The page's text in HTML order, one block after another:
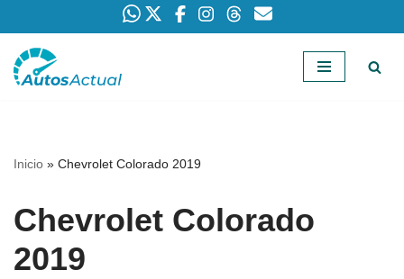
Saltar
Inicio » Chevrolet Colorado 2019
Chevrolet Colorado
2019